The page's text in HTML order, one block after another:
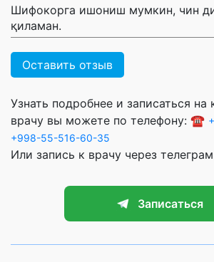
Шифокорга ишониш мумкин, чин
қиламан.
Оставить отзыв
Узнать подробнее и записаться на
врачу вы можете по телефону: ☎️
+998-55-516-60-35
Или запись к врачу через
Записаться